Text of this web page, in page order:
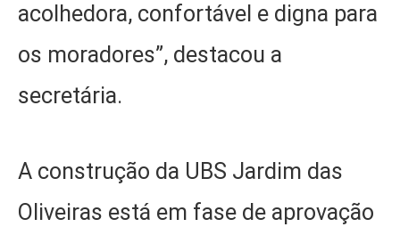
acolhedora, confortável e digna para
os moradores”, destacou a
secretária.
A construção da UBS Jardim das
Oliveiras está em fase de aprovação